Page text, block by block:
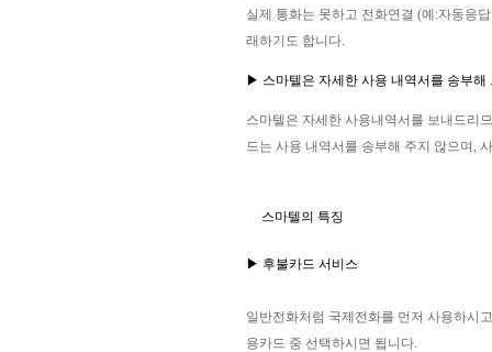
실제 통화는 못하고 전화연결 (예:자동응
래하기도 합니다.
▶ 스마텔은 자세한 사용 내역서를 송부
스마텔은 자세한 사용내역서를 보내드리
드는 사용 내역서를 송부해 주지 않으며,
스마텔의 특징
▶ 후불카드 서비스
일반전화처럼 국제전화를 먼저 사용하시
용카드 중 선택하시면 됩니다.